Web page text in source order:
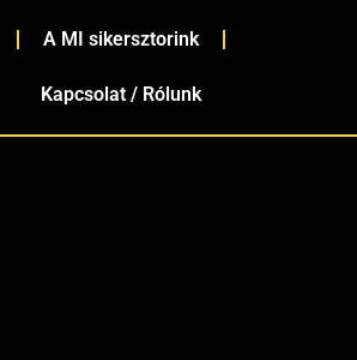
A MI sikersztorink
Kapcsolat / Rólunk